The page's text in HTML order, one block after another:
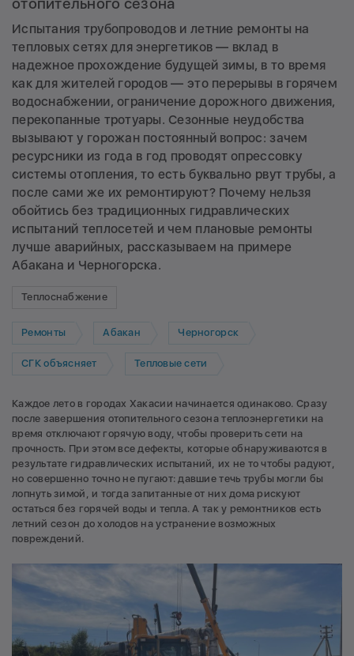
отопительного сезона
Испытания трубопроводов и летние ремонты на
тепловых сетях для энергетиков — вклад в
надежное прохождение будущей зимы, в то время
как для жителей городов — это перерывы в горячем
водоснабжении, ограничение дорожного движения,
перекопанные тротуары. Сезонные неудобства
вызывают у горожан постоянный вопрос: зачем
ресурсники из года в год проводят опрессовку
системы отопления, то есть буквально рвут трубы, а
после сами же их ремонтируют? Почему нельзя
обойтись без традиционных гидравлических
испытаний теплосетей и чем плановые ремонты
лучше аварийных, рассказываем на примере
Абакана и Черногорска.
Теплоснабжение
Ремонты Абакан Черногорск
СГК объясняет Тепловые сети
Каждое лето в городах Хакасии начинается одинаково. Сразу
после завершения отопительного сезона теплоэнергетики на
время отключают горячую воду, чтобы проверить сети на
прочность. При этом все дефекты, которые обнаруживаются в
результате гидравлических испытаний, их не то чтобы радуют,
но совершенно точно не пугают: давшие течь трубы могли бы
лопнуть зимой, и тогда запитанные от них дома рискуют
остаться без горячей воды и тепла. А так у ремонтников есть
летний сезон до холодов на устранение возможных
повреждений.